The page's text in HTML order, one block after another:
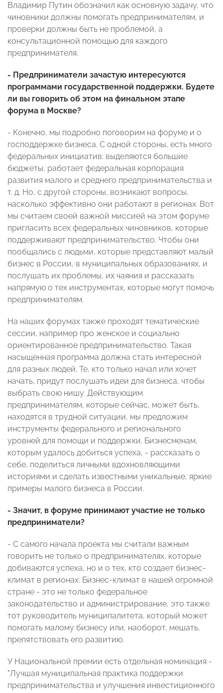
Владимир Путин обозначил как основную задачу, что
чиновники должны помогать предпринимателям, и
проверки должны быть не проблемой, а
консультационной помощью для каждого
предпринимателя.
- Предприниматели зачастую интересуются
программами государственной поддержки. Будете
ли вы говорить об этом на финальном этапе
форума в Москве?
- Конечно, мы подробно поговорим на форуме и о
господдержке бизнеса. С одной стороны, есть много
федеральных инициатив: выделяются большие
бюджеты, работает федеральная корпорация
развития малого и среднего предпринимательства и
т. д. Но, с другой стороны, возникают вопросы,
насколько эффективно они работают в регионах. Вот
мы считаем своей важной миссией на этом форуме
пригласить всех федеральных чиновников, которые
поддерживают предпринимательство. Чтобы они
пообщались с людьми, которые представляют малый
бизнес в России, в муниципальных образованиях, и
послушать их проблемы, их чаяния и рассказать
напрямую о тех инструментах, которые могут помочь
предпринимателям.
На наших форумах также проходят тематические
сессии, например про женское и социально
ориентированное предпринимательство. Такая
насыщенная программа должна стать интересной
для разных людей. Те, кто только начал или хочет
начать, придут послушать идеи для бизнеса, чтобы
выбрать свою нишу. Действующим
предпринимателям, которые сейчас, может быть,
находятся в трудной ситуации, мы предложим
инструменты федерального и регионального
уровней для помощи и поддержки. Бизнесменам,
которым удалось добиться успеха, - рассказать о
себе, поделиться личными вдохновляющими
историями и сделать известными уникальные, яркие
примеры малого бизнеса в России.
- Значит, в форуме принимают участие не только
предприниматели?
- С самого начала проекта мы считали важным
говорить не только о предпринимателях, которые
добиваются успеха, но и о тех, кто создает бизнес-
климат в регионах. Бизнес-климат в нашей огромной
стране - это не только федеральное
законодательство и администрирование, это также
тот руководитель муниципалитета, который может
помогать малому бизнесу или, наоборот, мешать,
препятствовать его развитию.
У Национальной премии есть отдельная номинация -
"Лучшая муниципальная практика поддержки
предпринимательства и улучшения инвестиционного